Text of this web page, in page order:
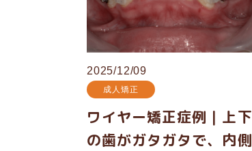
2025/12/09
成人矯正
ワイヤー矯正症例｜上下
の歯がガタガタで、内側